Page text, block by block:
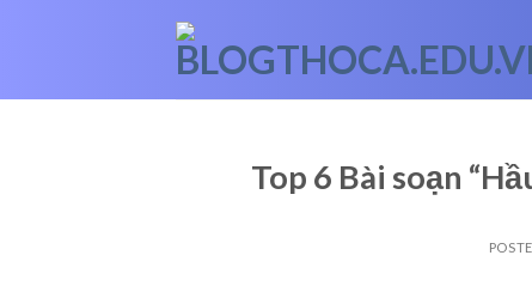
Top 6 Bài soạn